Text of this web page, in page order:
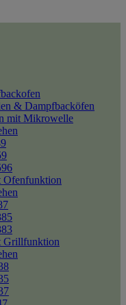
& Dampfbacköfen
mit Mikrowelle
Grillfunktion